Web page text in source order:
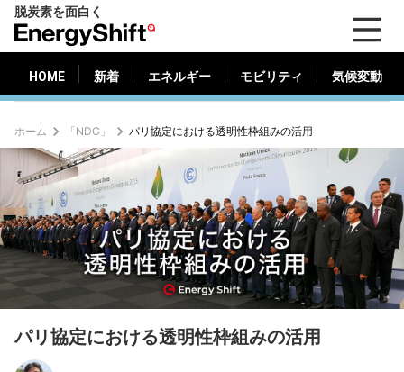
脱炭素を面白く
ナ
ジ
ー
フ
ト）
HOME 新着 エネルギー モビリティ 気候変動
新着 エネルギー 気候変動
ホーム 「NDC」 パリ協定における透明性枠組みの活用
パリ協定における透明性枠組みの活用